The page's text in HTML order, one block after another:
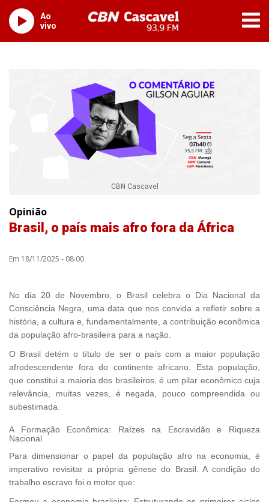
Ao
vivo
CBN Cascavel
Opinião
Brasil, o país mais afro fora da África
Em 18/11/2025 - 08:00
No dia 20 de Novembro, o Brasil celebra o Dia Nacional da
Consciência Negra, uma data que nos convida a refletir sobre a
história, a cultura e, fundamentalmente, a contribuição econômica
da população afro-brasileira para a nação.
O Brasil detém o título de ser o país com a maior população
afrodescendente fora do continente africano. Esta população,
que constitui a maioria dos brasileiros, é um pilar econômico cuja
relevância, muitas vezes, é negada, pouco compreendida ou
subestimada.
A Formação Econômica: Raízes na Escravidão e Riqueza
Nacional
Para dimensionar o papel da população afro na economia, é
imperativo revisitar a própria gênese do Brasil. A condição do
trabalho escravo foi o motor que: